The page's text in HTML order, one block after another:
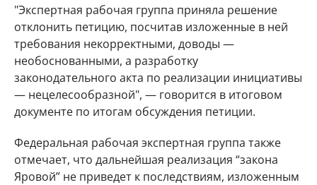
"Экспертная рабочая группа приняла решение
отклонить петицию, посчитав изложенные в ней
требования некорректными, доводы —
необоснованными, а разработку
законодательного акта по реализации инициативы
— нецелесообразной", — говорится в итоговом
документе по итогам обсуждения петиции.
Федеральная рабочая экспертная группа также
отмечает, что дальнейшая реализация “закона
Яровой” не приведет к последствиям, изложенным